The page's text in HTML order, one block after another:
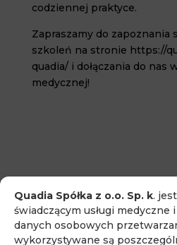
Quadia Spółka z o.o. Sp. k.
świadczącym usługi medyczne
danych osobowych
wykorzystywane są
codziennej praktyce.
Zapraszamy do zapoznania
szkoleń na stronie https://
quadia/ i dołączania do nas
medycznej!